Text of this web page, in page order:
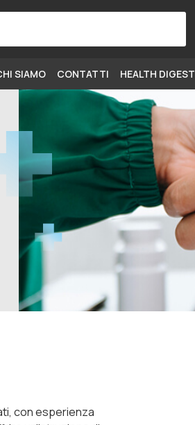
SIAMO CONTATTI HEALTH DIGEST
con esperienza